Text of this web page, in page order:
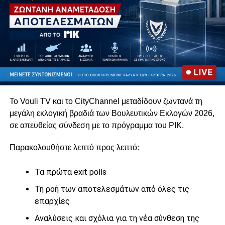
Το Vouli TV και το CityChannel μεταδίδουν ζωντανά τη
μεγάλη εκλογική βραδιά των Βουλευτικών Εκλογών 2026,
σε απευθείας σύνδεση με το πρόγραμμα του ΡΙΚ.
Παρακολουθήστε λεπτό προς λεπτό:
Τα πρώτα exit polls
Τη ροή των αποτελεσμάτων από όλες τις
επαρχίες
Αναλύσεις και σχόλια για τη νέα σύνθεση της